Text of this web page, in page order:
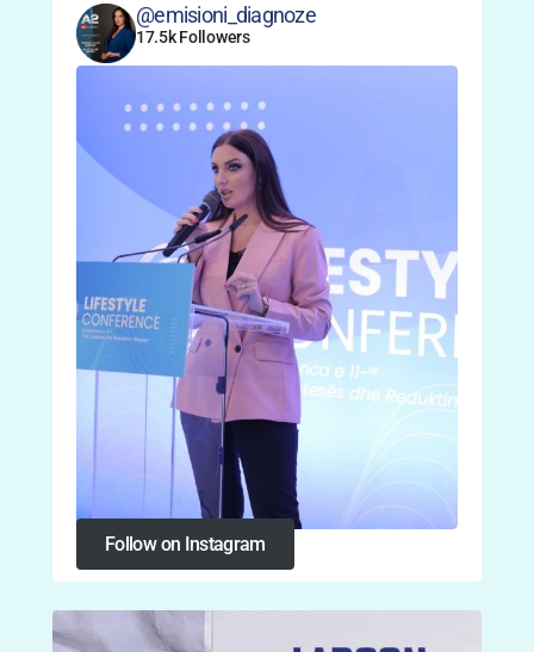
@emisioni_diagnoze
17.5k Followers
Follow on Instagram
Follow on Instagram